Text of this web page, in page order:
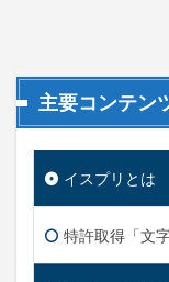
主要コンテン
イスプリとは
特許取得「文